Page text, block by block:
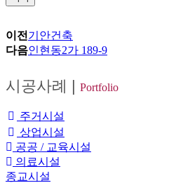
이전 기안건축
다음인현동2가 189-9
시공사례 | Portfolio
주거시설
상업시설
공공 / 교육시설
의료시설
종교시설